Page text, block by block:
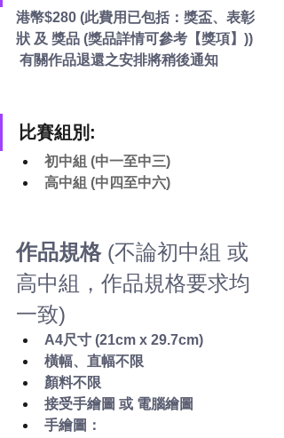
港幣$280 (此費用已包括：獎盃、表彰
狀 及 獎品 (獎品詳情可參考【獎項】))
有關作品退還之安排將稍後通知
比賽組別:
初中組 (中一至中三)
高中組 (中四至中六)
作品規格 (不論初中組 或
高中組，作品規格要求均
一致)
A4尺寸 (21cm x 29.7cm)
橫幅、直幅不限
顏料不限
接受手繪圖 或 電腦繪圖
手繪圖：